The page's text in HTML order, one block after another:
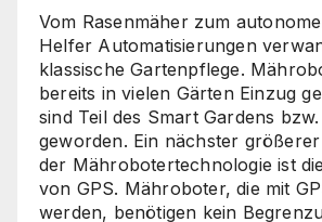
Vom Rasenmäher zum
Helfer Automatisierungen
klassische Gartenpflege.
bereits in vielen Gärten Einzug
sind Teil des Smart Gardens
geworden. Ein nächster
der Mährobotertechnologie ist
von GPS. Mähroboter, die mit
werden, benötigen kein